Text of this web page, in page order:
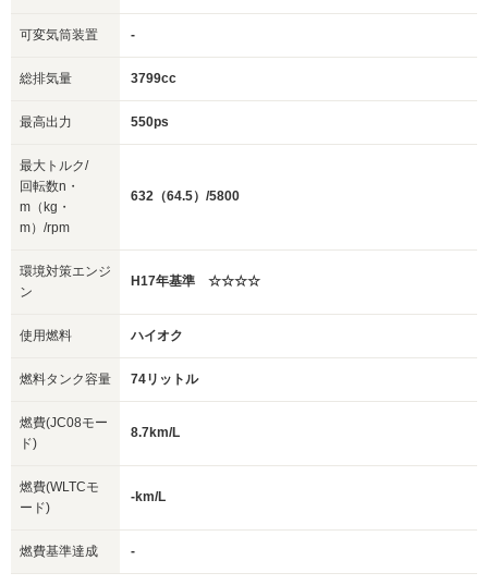
可変気筒装置 -
総排気量 3799cc
最高出力 550ps
最大トルク/
回転数n・
m（kg・
m）/rpm
632（64.5）/5800
環境対策エンジ
ン
H17年基準 ☆☆☆☆
使用燃料 ハイオク
燃料タンク容量 74リットル
燃費(JC08モー
ド)
8.7km/L
燃費(WLTCモ
ード)
-km/L
燃費基準達成 -